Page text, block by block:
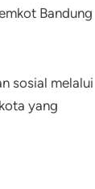
Bandung
sosial melalui
yang